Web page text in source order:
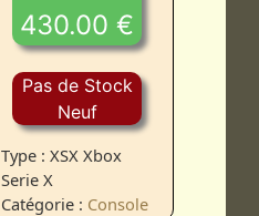
430.00 €
Pas de Stock
Neuf
Type : XSX Xbox
Serie X
Catégorie : Console